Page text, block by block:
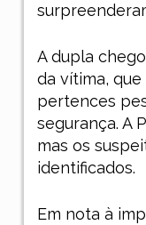
A dupla
da vítima,
pertences
segurança. A
mas os
identificados.
Em nota à